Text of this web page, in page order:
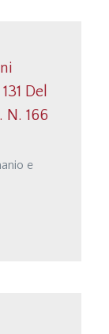
Del
N. 166
e